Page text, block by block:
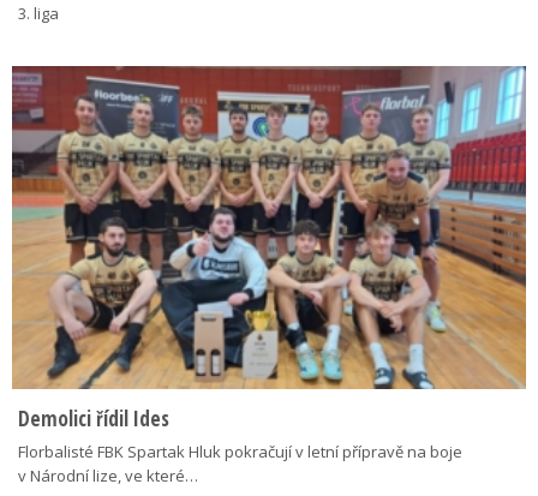
3. liga
Demolici řídil Ides
Florbalisté FBK Spartak Hluk pokračují v letní přípravě na boje
v Národní lize, ve které…